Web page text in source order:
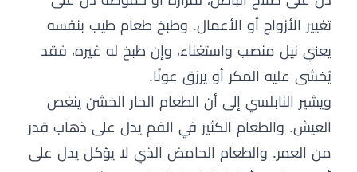
تغيير الأزواج أو الأعمال. وطبخ طعام طيب بنفسه
يعني نيل منصب واستغناء، وإن طبخ له غيره، فقد
يُخشى عليه المكر أو يرزق عونًا.
ويشير النابلسي إلى أن الطعام الحار الخشن ينغص
العيش. والطعام الكثير في الفم يدل على ذهاب قدر
من العمر. والطعام الحامض الذي لا يؤكل يدل على